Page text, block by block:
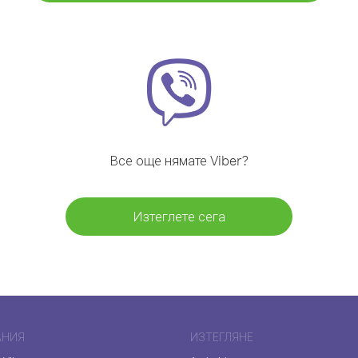
Все още нямате Viber?
Изтеглете сега
ИЗТЕГЛЯНЕ